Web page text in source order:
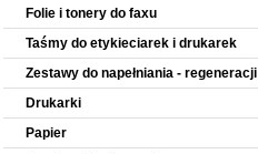
Folie i tonery do faxu
Taśmy do etykieciarek i drukarek
Zestawy do napełniania - regeneracji
Drukarki
Papier